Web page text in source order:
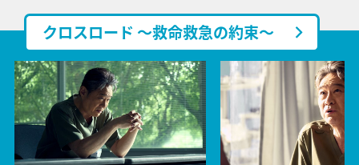
クロスロード ～救命救急の約束～